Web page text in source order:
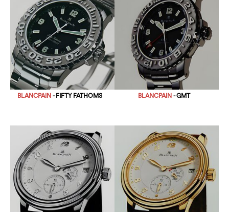
BLANCPAIN- FIFTY FATHOMS BLANCPAIN- GMT